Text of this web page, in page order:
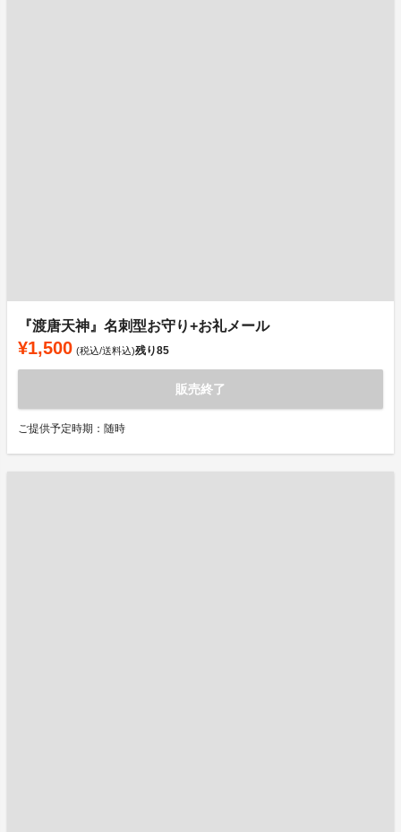
『渡唐天神』名刺型お守り+お礼メール
¥1,500 (税込/送料込)残り85
販売終了
ご提供予定時期：随時